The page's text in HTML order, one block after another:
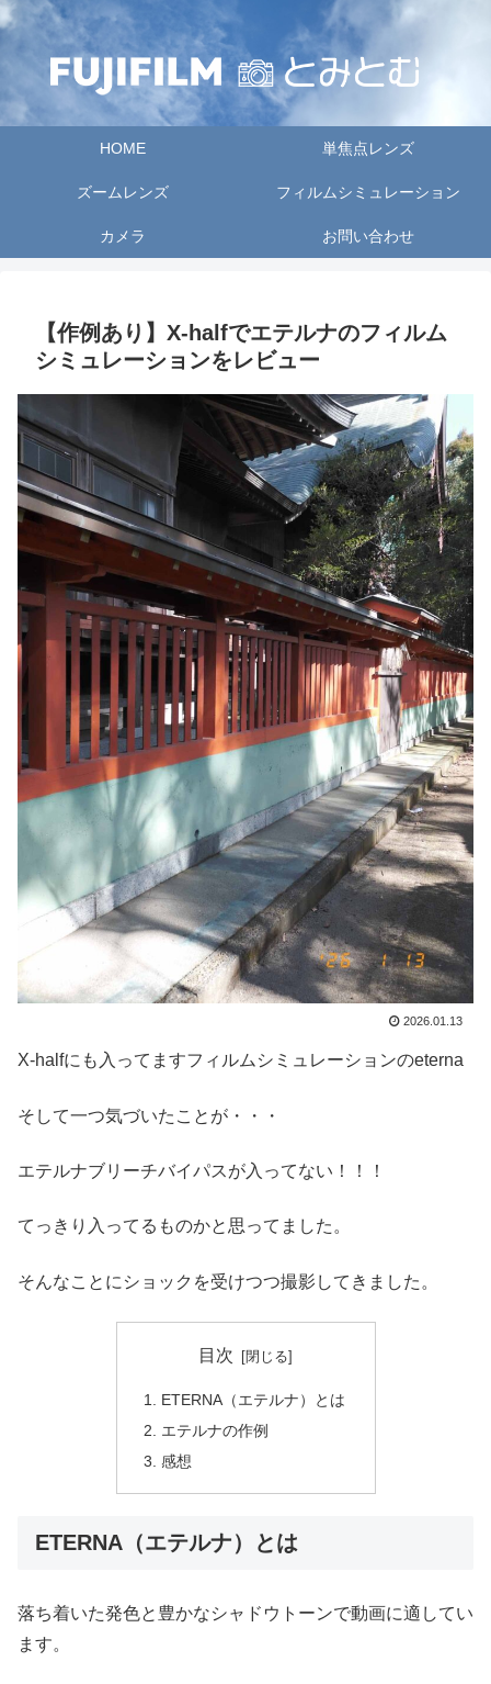
HOME 単焦点レンズ
ズームレンズ フィルムシミュレーション
カメラ お問い合わせ
【作例あり】X-halfでエテルナのフィルム
シミュレーションをレビュー
2026.01.13
X-halfにも入ってますフィルムシミュレーションのeterna
そして一つ気づいたことが・・・
エテルナブリーチバイパスが入ってない！！！
てっきり入ってるものかと思ってました。
そんなことにショックを受けつつ撮影してきました。
目次
ETERNA（エテルナ）とは
エテルナの作例
感想
ETERNA（エテルナ）とは
落ち着いた発色と豊かなシャドウトーンで動画に適してい
ます。